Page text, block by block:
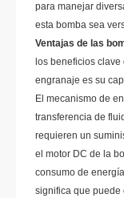
para manejar
esta bomba sea
Ventajas de las
los beneficios
engranaje es su
El mecanismo de
transferencia de
requieren un
el motor DC de la
consumo de
significa que puede